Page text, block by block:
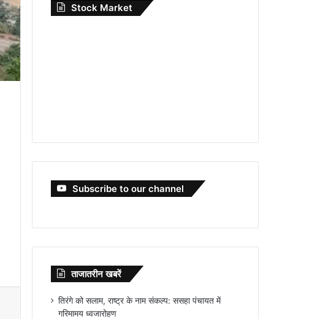
Stock Market
Subscribe to our channel
ताजातरीन खबरें
तिरंगे को सलाम, राष्ट्र के नाम संकल्प: ससहा पंचायत में
गरिमामय ध्वजारोहण